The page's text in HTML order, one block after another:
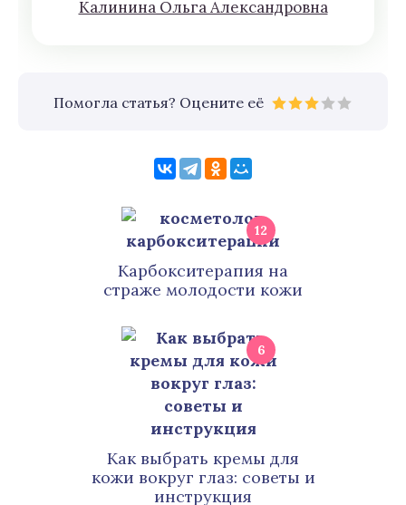
Кaлининa Oльгa Aлексaндровна
Помогла статья? Оцените её
12
Карбокситерапия на
страже молодости кожи
6
Как выбрать кремы для
кожи вокруг глаз: советы и
инструкция